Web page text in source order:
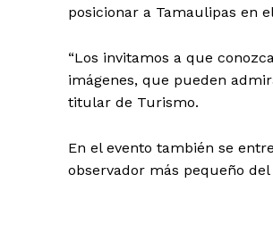
posicionar a Tamaulipas en
“Los invitamos a que
imágenes, que pueden
titular de Turismo.
En el evento también se
observador más pequeño